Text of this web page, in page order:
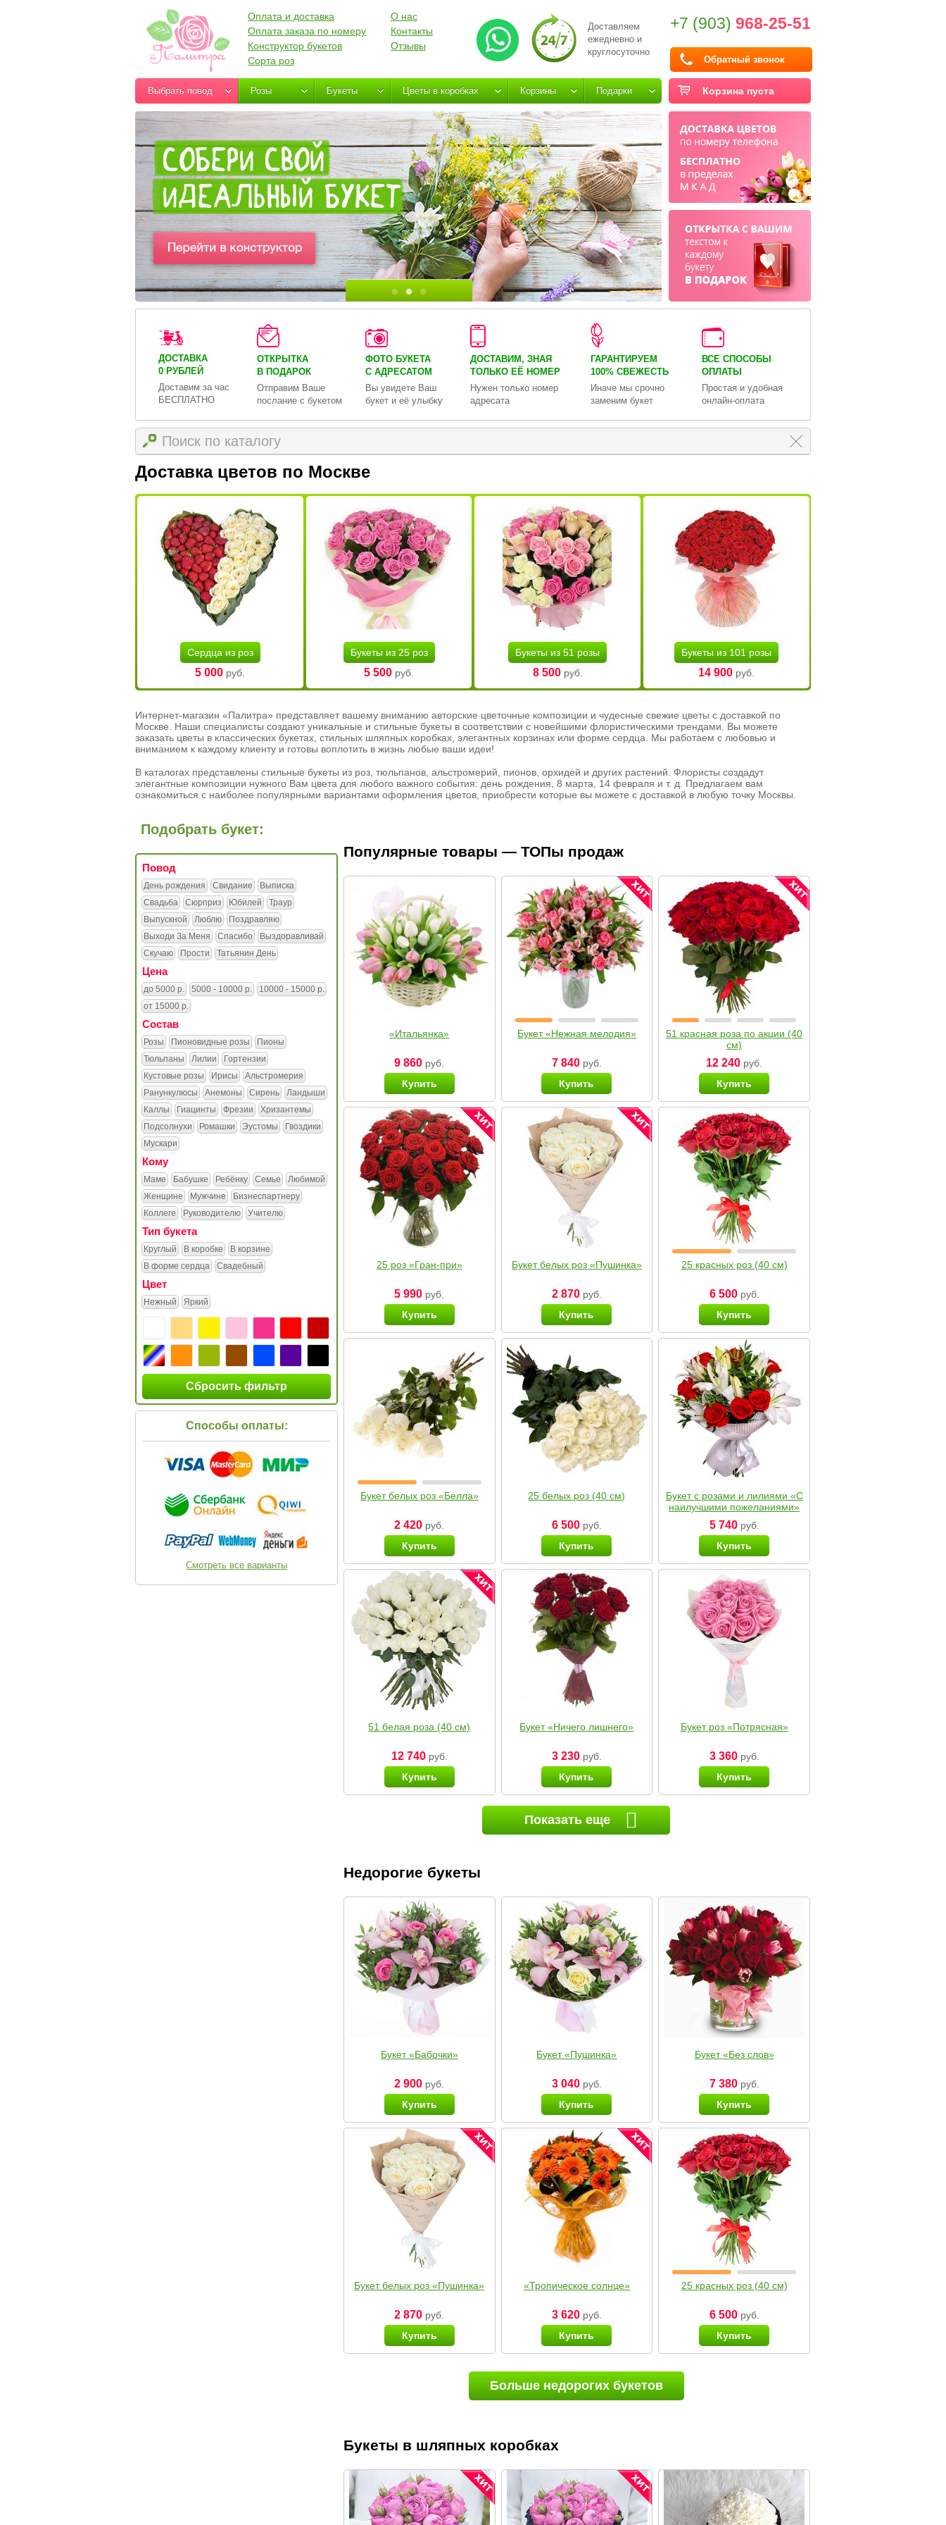
Доставляем
ежедневно и
круглосуточно
+7 (903) 968-25-51
Обратный звонок
Оплата и доставка
Оплата заказа по номеру
Конструктор букетов
Сорта роз
О нас
Контакты
Отзывы
Корзина пуста
Выбрать повод Розы Букеты Цветы в коробках Корзины Подарки
ДОСТАВКА
0 РУБЛЕЙ
Доставим за час
БЕСПЛАТНО
ОТКРЫТКА
В ПОДАРОК
Отправим Ваше
послание с букетом
ФОТО БУКЕТА
С АДРЕСАТОМ
Вы увидете Ваш
букет и её улыбку
ДОСТАВИМ, ЗНАЯ
ТОЛЬКО ЕЁ НОМЕР
Нужен только номер
адресата
ГАРАНТИРУЕМ
100% СВЕЖЕСТЬ
Иначе мы срочно
заменим букет
ВСЕ СПОСОБЫ
ОПЛАТЫ
Простая и удобная
онлайн-оплата
Доставка цветов по Москве
Сердца из роз
5 000 руб.
Букеты из 25 роз
5 500 руб.
Букеты из 51 розы
8 500руб.
Букеты из 101 розы
14 900руб.
Интернет-магазин «Палитра» представляет вашему вниманию авторские цветочные композиции и чудесные свежие цветы с доставкой по
Москве. Наши специалисты создают уникальные и стильные букеты в соответствии с новейшими флористическими трендами. Вы можете
заказать цветы в классических букетах, стильных шляпных коробках, элегантных корзинах или форме сердца. Мы работаем с любовью и
вниманием к каждому клиенту и готовы воплотить в жизнь любые ваши идеи!
В каталогах представлены стильные букеты из роз, тюльпанов, альстромерий, пионов, орхидей и других растений. Флористы создадут
элегантные композиции нужного Вам цвета для любого важного события: день рождения, 8 марта, 14 февраля и т. д. Предлагаем вам
ознакомиться с наиболее популярными вариантами оформления цветов, приобрести которые вы можете с доставкой в любую точку Москвы.
Подобрать букет:
Повод
День рождения Свидание
Выписка
Свадьба
Сюрприз Юбилей
Траур
Выпускной
Люблю
Поздравляю
Выходи За Меня
Спасибо
Выздоравливай
Скучаю
Прости Татьянин День
Цена
до 5000 р. 5000 - 10000 р.
10000 - 15000 р.
от 15000 р.
Состав
Розы Пионовидные розы
Пионы
Тюльпаны
Лилии
Гортензии
Кустовые розы
Ирисы
Альстромерия
Ранункулюсы
Анемоны Сирень
Ландыши
Каллы
Гиацинты Фрезии
Хризантемы
Подсолнухи
Ромашки Эустомы
Гвоздики
Мускари
Кому
Маме Бабушке Ребёнку Семье
Любимой
Женщине
Мужчине
Бизнеспартнеру
Коллеге
Руководителю Учителю
Тип букета
Круглый В коробке
В корзине
В форме сердца
Свадебный
Цвет
Нежный Яркий
Сбросить фильтр
Способы оплаты:
Смотреть все варианты
Популярные товары — ТОПы продаж
«Итальянка»
9 860 руб.
Купить
Букет «Нежная мелодия»
7 840руб.
Купить
51 красная роза по акции (40
см)
12 240 руб.
Купить
25 роз «Гран-при»
5 990 руб.
Купить
Букет белых роз «Пушинка»
2 870руб.
Купить
25 красных роз (40 см)
6 500руб.
Купить
Букет белых роз «Белла»
2 420 руб.
Купить
25 белых роз (40 см)
6 500руб.
Купить
Букет с розами и лилиями «С
наилучшими пожеланиями»
5 740руб.
Купить
51 белая роза (40 см)
12 740руб.
Купить
Букет «Ничего лишнего»
3 230руб.
Купить
Букет роз «Потрясная»
3 360руб.
Купить
Показать еще
Недорогие букеты
Букет «Бабочки»
2 900 руб.
Купить
Букет «Пушинка»
3 040руб.
Купить
Букет «Без слов»
7 380руб.
Купить
Букет белых роз «Пушинка»
2 870 руб.
Купить
«Тропическое солнце»
3 620руб.
Купить
25 красных роз (40 см)
6 500руб.
Купить
Больше недорогих букетов
Букеты в шляпных коробках